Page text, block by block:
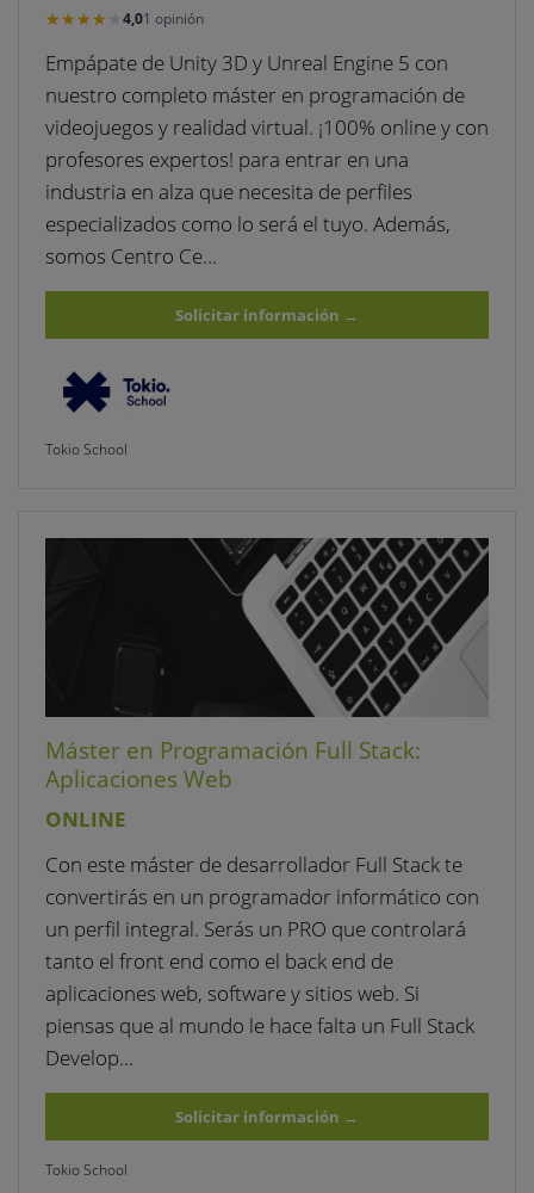
★★★★★
★★★★★ 4,01 opinión
Empápate de Unity 3D y Unreal Engine 5 con
nuestro completo máster en programación de
videojuegos y realidad virtual. ¡100% online y con
profesores expertos! para entrar en una
industria en alza que necesita de perfiles
especializados como lo será el tuyo. Además,
somos Centro Ce…
Solicitar información →
Tokio School
Máster en Programación Full Stack:
Aplicaciones Web
ONLINE
Con este máster de desarrollador Full Stack te
convertirás en un programador informático con
un perfil integral. Serás un PRO que controlará
tanto el front end como el back end de
aplicaciones web, software y sitios web. Si
piensas que al mundo le hace falta un Full Stack
Develop…
Solicitar información →
Tokio School